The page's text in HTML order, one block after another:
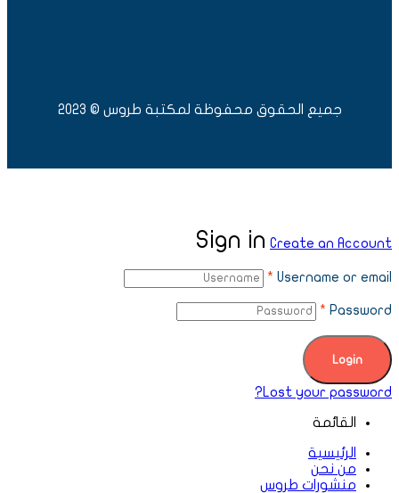
جميع الحقوق محفوظة لمكتبة طروس © 2023
Sign in Create an Account
Username or email
*
Password
*
Login
Lost your password?
القائمة
الرئيسية
من نحن
منشورات طروس